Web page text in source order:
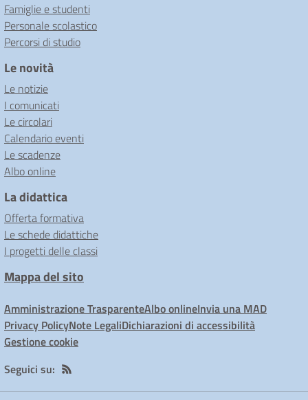
Famiglie e studenti
Personale scolastico
Percorsi di studio
Le novità
Le notizie
I comunicati
Le circolari
Calendario eventi
Le scadenze
Albo online
La didattica
Offerta formativa
Le schede didattiche
I progetti delle classi
Mappa del sito
Amministrazione TrasparenteAlbo onlineInvia una MAD
Privacy PolicyNote LegaliDichiarazioni di accessibilità
Gestione cookie
Seguici su: